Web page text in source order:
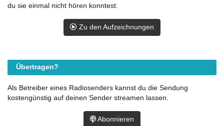
du sie einmal nicht hören konntest.
Zu den Aufzeichnungen
Übertragen?
Als Betreiber eines Radiosenders kannst du die Sendung
kostengünstig auf deinen Sender streamen lassen.
Abonnieren